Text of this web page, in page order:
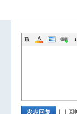
发表回复 回